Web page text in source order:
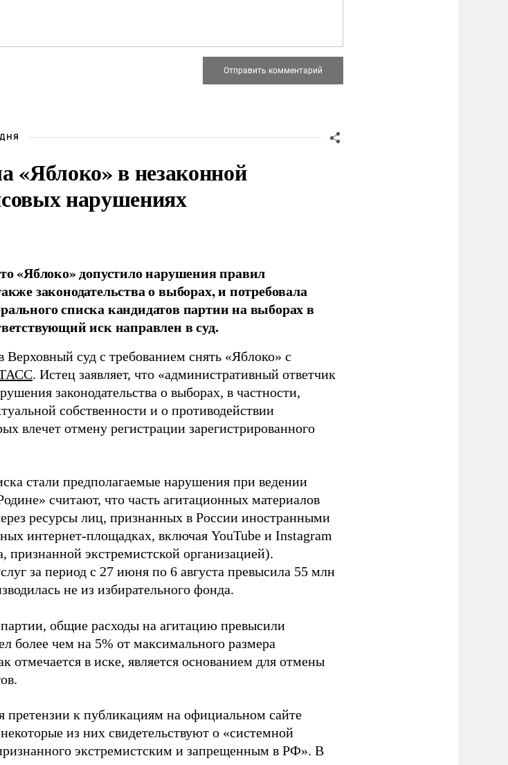
«Яблоко» в незаконной
нарушениях
«Яблоко» допустило нарушения правил
законодательства о выборах, и потребовала
списка кандидатов партии на выборах в
иск направлен в суд.
Верховный суд с требованием снять «Яблоко» с
. Истец заявляет, что «административный ответчик
законодательства о выборах, в частности,
собственности и о противодействии
влечет отмену регистрации зарегистрированного
стали предполагаемые нарушения при ведении
считают, что часть агитационных материалов
ресурсы лиц, признанных в России иностранными
интернет-площадках, включая YouTube и Instagram
экстремистской организацией).
за период с 27 июня по 6 августа превысила 55 млн
не из избирательного фонда.
общие расходы на агитацию превысили
более чем на 5% от максимального размера
отмечается в иске, является основанием для отмены
претензии к публикациям на официальном сайте
из них свидетельствуют о «системной
экстремистским и запрещенным в РФ». В